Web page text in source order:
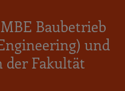
Baubetrieb
und
der Fakultät